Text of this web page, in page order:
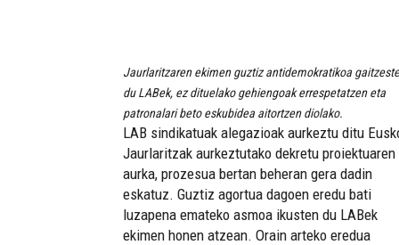
Jaurlaritzaren ekimen guztiz antidemokratikoa
du LABek, ez dituelako gehiengoak errespetatzen eta
patronalari beto eskubidea aitortzen diolako.
LAB sindikatuak alegazioak aurkeztu ditu
Jaurlaritzak aurkeztutako dekretu proiektuaren
aurka, prozesua bertan beheran gera dadin
eskatuz. Guztiz agortua dagoen eredu bati
luzapena emateko asmoa ikusten du LABek
ekimen honen atzean. Orain arteko eredua